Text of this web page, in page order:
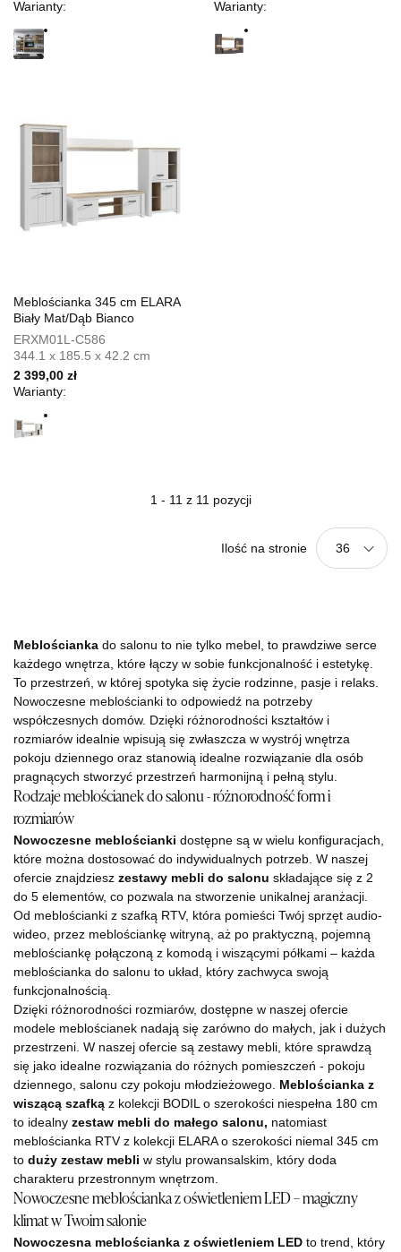
Warianty: Warianty:
Meblościanka 345 cm ELARA
Biały Mat/Dąb Bianco
ERXM01L-C586
344.1 x 185.5 x 42.2 cm
2 399,00 zł
Warianty:
1 - 11 z 11 pozycji
Ilość na stronie 36
Meblościanka do salonu to nie tylko mebel, to prawdziwe serce
każdego wnętrza, które łączy w sobie funkcjonalność i estetykę.
To przestrzeń, w której spotyka się życie rodzinne, pasje i relaks.
Nowoczesne meblościanki to odpowiedź na potrzeby
współczesnych domów. Dzięki różnorodności kształtów i
rozmiarów idealnie wpisują się zwłaszcza w wystrój wnętrza
pokoju dziennego oraz stanowią idealne rozwiązanie dla osób
pragnących stworzyć przestrzeń harmonijną i pełną stylu.
Rodzaje meblościanek do salonu - różnorodność form i
rozmiarów
Nowoczesne meblościanki dostępne są w wielu konfiguracjach,
które można dostosować do indywidualnych potrzeb. W naszej
ofercie znajdziesz zestawy mebli do salonu składające się z 2
do 5 elementów, co pozwala na stworzenie unikalnej aranżacji.
Od meblościanki z szafką RTV, która pomieści Twój sprzęt audio-
wideo, przez meblościankę witryną, aż po praktyczną, pojemną
meblościankę połączoną z komodą i wiszącymi półkami – każda
meblościanka do salonu to układ, który zachwyca swoją
funkcjonalnością.
Dzięki różnorodności rozmiarów, dostępne w naszej ofercie
modele meblościanek nadają się zarówno do małych, jak i dużych
przestrzeni. W naszej ofercie są zestawy mebli, które sprawdzą
się jako idealne rozwiązania do różnych pomieszczeń - pokoju
dziennego, salonu czy pokoju młodzieżowego. Meblościanka z
wiszącą szafką z kolekcji BODIL o szerokości niespełna 180 cm
to idealny zestaw mebli do małego salonu, natomiast
meblościanka RTV z kolekcji ELARA o szerokości niemal 345 cm
to duży zestaw mebli w stylu prowansalskim, który doda
charakteru przestronnym wnętrzom.
Nowoczesne meblościanka z oświetleniem LED – magiczny
klimat w Twoim salonie
Nowoczesna meblościanka z oświetleniem LED to trend, który